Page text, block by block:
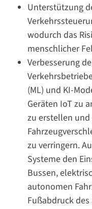
Unterstützung
wodurch das
menschlicher
Verbesserung
(ML) und KI-
Geräten IoT zu
zu erstellen und
zu verringern.
Systeme den
Bussen,
autonomen
Fußabdruck